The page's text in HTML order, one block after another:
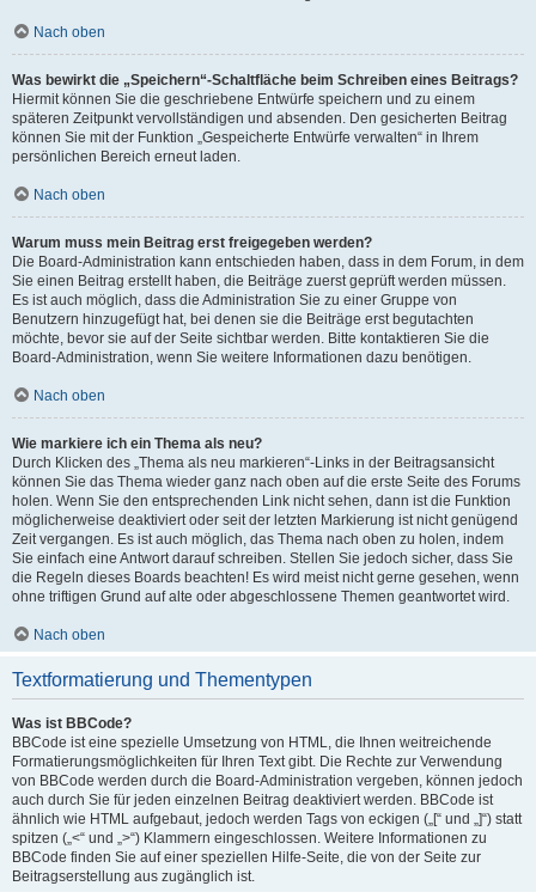
Nach oben
Was bewirkt die „Speichern“-Schaltfläche beim Schreiben eines Beitrags?
Hiermit können Sie die geschriebene Entwürfe speichern und zu einem
späteren Zeitpunkt vervollständigen und absenden. Den gesicherten Beitrag
können Sie mit der Funktion „Gespeicherte Entwürfe verwalten“ in Ihrem
persönlichen Bereich erneut laden.
Nach oben
Warum muss mein Beitrag erst freigegeben werden?
Die Board-Administration kann entschieden haben, dass in dem Forum, in dem
Sie einen Beitrag erstellt haben, die Beiträge zuerst geprüft werden müssen.
Es ist auch möglich, dass die Administration Sie zu einer Gruppe von
Benutzern hinzugefügt hat, bei denen sie die Beiträge erst begutachten
möchte, bevor sie auf der Seite sichtbar werden. Bitte kontaktieren Sie die
Board-Administration, wenn Sie weitere Informationen dazu benötigen.
Nach oben
Wie markiere ich ein Thema als neu?
Durch Klicken des „Thema als neu markieren“-Links in der Beitragsansicht
können Sie das Thema wieder ganz nach oben auf die erste Seite des Forums
holen. Wenn Sie den entsprechenden Link nicht sehen, dann ist die Funktion
möglicherweise deaktiviert oder seit der letzten Markierung ist nicht genügend
Zeit vergangen. Es ist auch möglich, das Thema nach oben zu holen, indem
Sie einfach eine Antwort darauf schreiben. Stellen Sie jedoch sicher, dass Sie
die Regeln dieses Boards beachten! Es wird meist nicht gerne gesehen, wenn
ohne triftigen Grund auf alte oder abgeschlossene Themen geantwortet wird.
Nach oben
Textformatierung und Thementypen
Was ist BBCode?
BBCode ist eine spezielle Umsetzung von HTML, die Ihnen weitreichende
Formatierungsmöglichkeiten für Ihren Text gibt. Die Rechte zur Verwendung
von BBCode werden durch die Board-Administration vergeben, können jedoch
auch durch Sie für jeden einzelnen Beitrag deaktiviert werden. BBCode ist
ähnlich wie HTML aufgebaut, jedoch werden Tags von eckigen („[“ und „]“) statt
spitzen („<“ und „>“) Klammern eingeschlossen. Weitere Informationen zu
BBCode finden Sie auf einer speziellen Hilfe-Seite, die von der Seite zur
Beitragserstellung aus zugänglich ist.